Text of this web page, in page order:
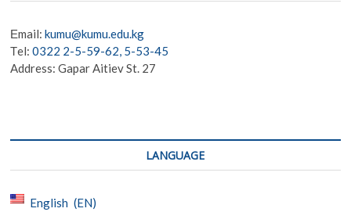
Еmail:kumu@kumu.edu.kg
Тel:0322 2-5-59-62, 5-53-45
Address: Gapar Aitiev St. 27
LANGUAGE
English
EN